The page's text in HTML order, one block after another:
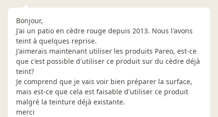
Bonjour,
J'ai un patio en cèdre rouge depuis 2013. Nous l'avons
teint à quelques reprise.
J'aimerais maintenant utiliser les produits Pareo, est-ce
que c'est possible d'utiliser ce produit sur du cèdre déjà
teint?
Je comprend que je vais voir bien préparer la surface,
mais est-ce que cela est faisable d'utiliser ce produit
malgré la teinture déjà existante.
merci